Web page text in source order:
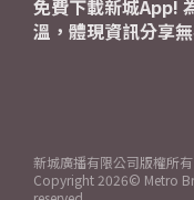
免費下載新城App!
溫，體現資訊分享無
新城廣播有限公司版權所
Copyright 2026© Metro